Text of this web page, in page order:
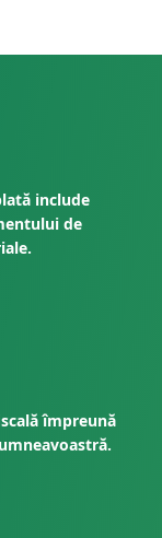
include
de
împreună